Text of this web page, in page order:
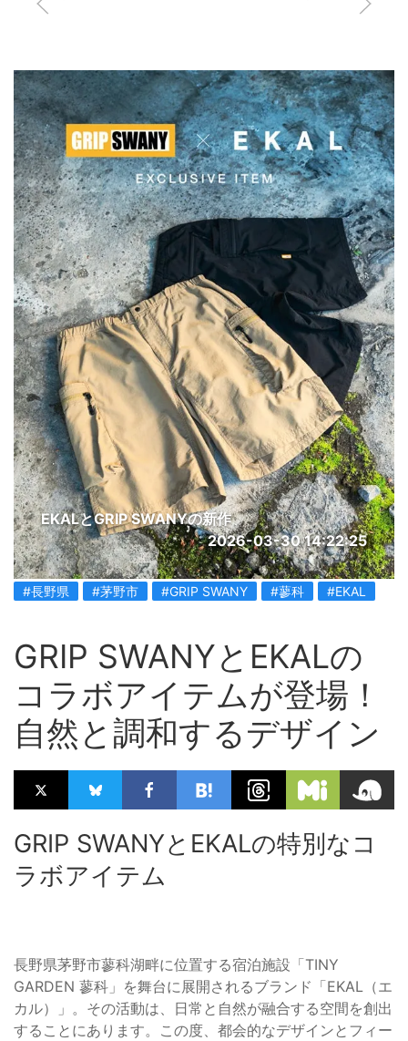
EKALとGRIP SWANYの新作
2026-03-30 14:22:25
#長野県 #茅野市 #GRIP SWANY #蓼科 #EKAL
GRIP SWANYとEKALの
コラボアイテムが登場！
自然と調和するデザイン
GRIP SWANYとEKALの特別なコ
ラボアイテム
長野県茅野市蓼科湖畔に位置する宿泊施設「TINY
GARDEN 蓼科」を舞台に展開されるブランド「EKAL（エ
カル）」。その活動は、日常と自然が融合する空間を創出
することにあります。この度、都会的なデザインとフィー